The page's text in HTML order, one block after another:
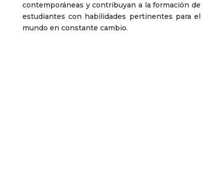
contemporáneas y contribuyan a la formación de
estudiantes con habilidades pertinentes para el
mundo en constante cambio.